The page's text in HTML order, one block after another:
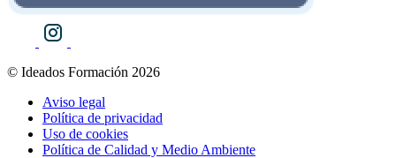
© Ideados Formación 2026
Aviso legal
Política de privacidad
Uso de cookies
Política de Calidad y Medio Ambiente